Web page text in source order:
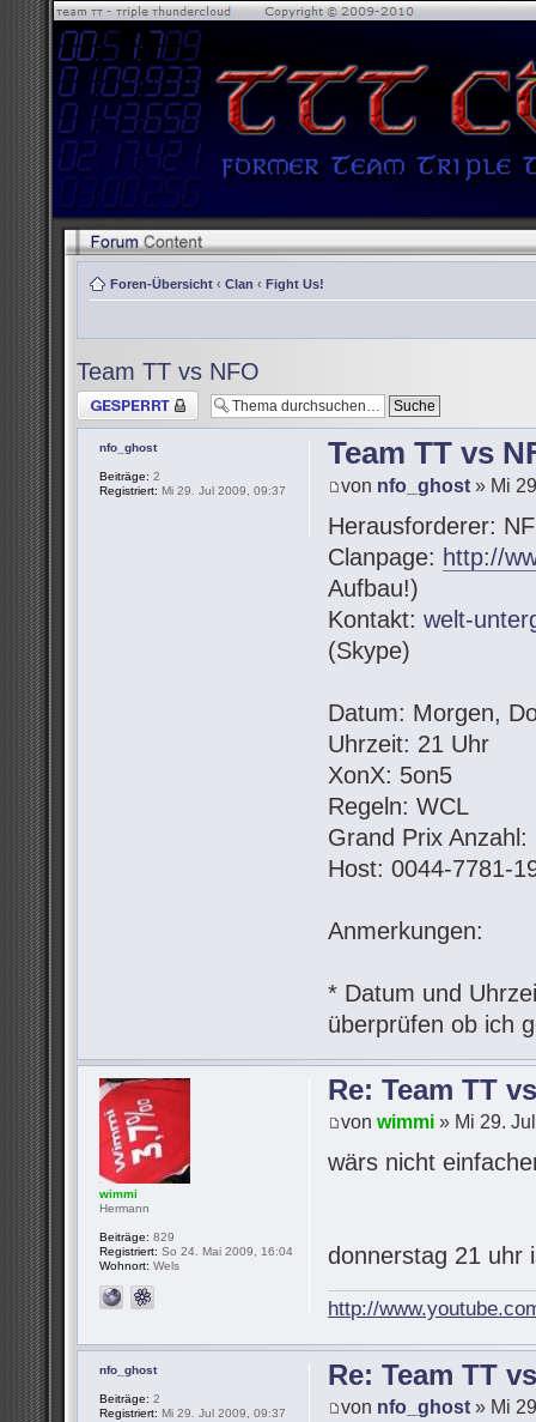
Foren-Übersicht ‹ Clan ‹ Fight Us!
Team TT vs NFO
Thema gesperrt
Team TT vs
von nfo_ghost » Mi
Herausforderer:
Clanpage: http://
Aufbau!)
Kontakt:welt-
(Skype)
Datum: Morgen,
Uhrzeit: 21 Uhr
XonX: 5on5
Regeln: WCL
Grand Prix Anzahl:
Host: 0044-7781-
Anmerkungen:
* Datum und
überprüfen ob ich
nfo_ghost
Beiträge: 2
Registriert: Mi 29. Jul 2009, 09:37
Re: Team TT
vonwimmi » Mi 29.
wärs nicht
donnerstag 21 uhr
http://
wimmi
Hermann
Beiträge: 829
Registriert: So 24. Mai 2009, 16:04
Wohnort: Wels
Re: Team TT
von nfo_ghost » Mi
nfo_ghost
Beiträge: 2
Registriert: Mi 29. Jul 2009, 09:37